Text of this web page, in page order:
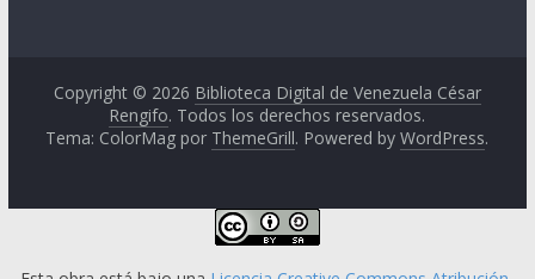
Copyright © 2026 Biblioteca Digital de Venezuela César
Rengifo. Todos los derechos reservados.
Tema: ColorMag por ThemeGrill. Powered byWordPress.